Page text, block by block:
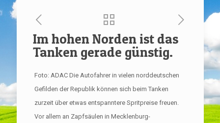
Im hohen Norden ist das
Tanken gerade günstig.
Foto: ADAC Die Autofahrer in vielen norddeutschen
Gefilden der Republik können sich beim Tanken
zurzeit über etwas entspanntere Spritpreise freuen.
Vor allem an Zapfsäulen in Mecklenburg-